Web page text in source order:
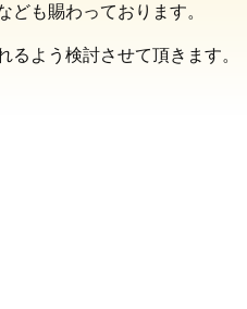
も賜わっております。
よう検討させて頂きます。